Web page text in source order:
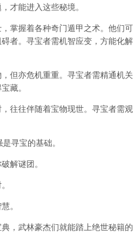
才能进入这些秘境。
掌握着各种奇门遁甲之术。他们可
者。寻宝者需机智应变，方能化解
但亦危机重重。寻宝者需精通机关
藏。
往往伴随着宝物现世。寻宝者需观
寻宝的基础。
解谜团。
。
，武林豪杰们就能踏上绝世秘籍的